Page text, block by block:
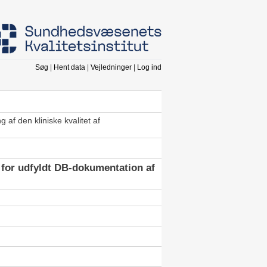
Søg Hent data Vejledninger Log ind
af den kliniske kvalitet af
udfyldt DB-dokumentation af